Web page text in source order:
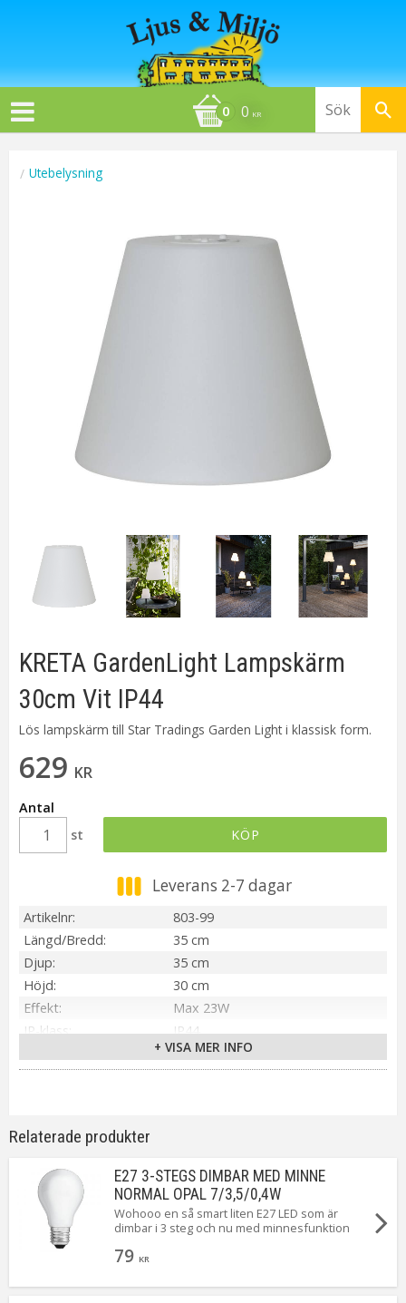
0 KR
Utebelysning
KRETA GardenLight Lampskärm
30cm Vit IP44
Lös lampskärm till Star Tradings Garden Light i klassisk form.
629 KR
Antal
st
KÖP
Leverans 2-7 dagar
Artikelnr
803-99
Längd/Bredd
35 cm
Djup
35 cm
Höjd
30 cm
Effekt
Max 23W
IP-klass
IP44
Vit
Ljuskälla
ingår ej
Anpassad för
Tillverkare
Star Trading AB
+ VISA MER INFO
Relaterade produkter
E27 3-STEGS DIMBAR MED MINNE
NORMAL OPAL 7/3,5/0,4W
Wohooo en så smart liten E27 LED som är
dimbar i 3 steg och nu med minnesfunktion
först tänder ger den 7W. Släck och tänd igen så
0,4W ...Magiskt!
79 KR